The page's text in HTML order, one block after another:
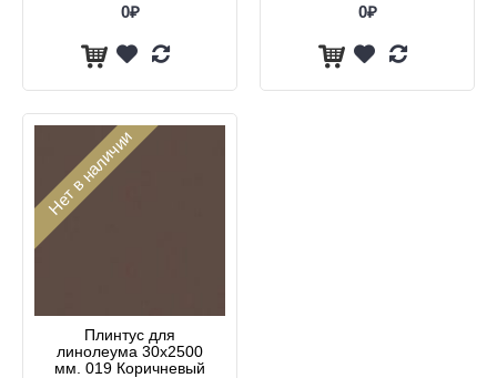
0₽ 0₽
Нет в наличии
Плинтус для
линолеума 30х2500
мм. 019 Коричневый